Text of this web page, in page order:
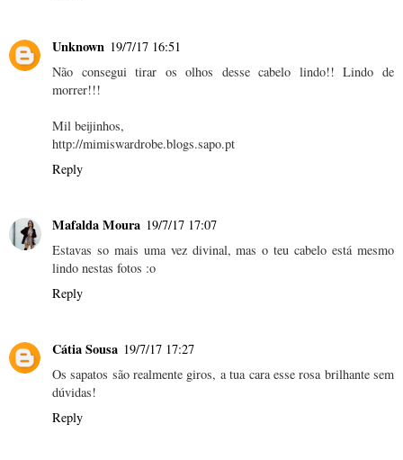
Unknown 19/7/17 16:51
Não consegui tirar os olhos desse cabelo lindo!! Lindo de
morrer!!!
Mil beijinhos,
http://mimiswardrobe.blogs.sapo.pt
Reply
Mafalda Moura 19/7/17 17:07
Estavas so mais uma vez divinal, mas o teu cabelo está mesmo
lindo nestas fotos :o
Reply
Cátia Sousa 19/7/17 17:27
Os sapatos são realmente giros, a tua cara esse rosa brilhante sem
dúvidas!
Reply